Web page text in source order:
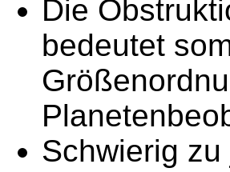
Die
bedeutet
Schwierig